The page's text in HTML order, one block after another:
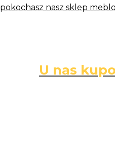
pokochasz nasz sklep
U nas